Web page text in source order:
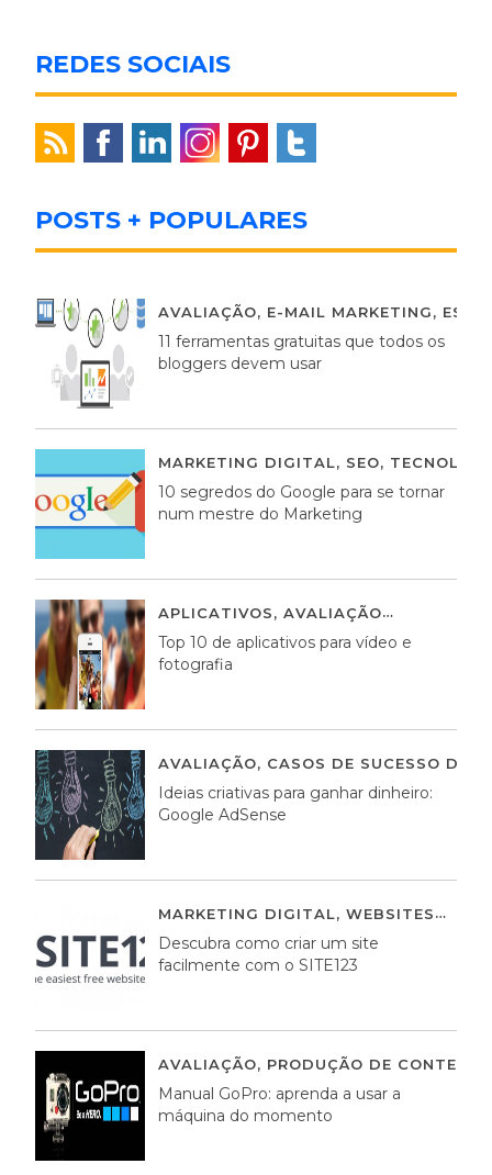
REDES SOCIAIS
POSTS + POPULARES
AVALIAÇÃO, E-MAIL MARKETING,
11 ferramentas gratuitas que todos os
bloggers devem usar
MARKETING DIGITAL, SEO,
10 segredos do Google para se tornar
num mestre do Marketing
APLICATIVOS, AVALIAÇÃO
Top 10 de aplicativos para vídeo e
fotografia
AVALIAÇÃO, CASOS DE SUCESSO DE
Ideias criativas para ganhar dinheiro:
Google AdSense
MARKETING DIGITAL, WEBSITES
Descubra como criar um site
facilmente com o SITE123
AVALIAÇÃO, PRODUÇÃO DE
Manual GoPro: aprenda a usar a
máquina do momento